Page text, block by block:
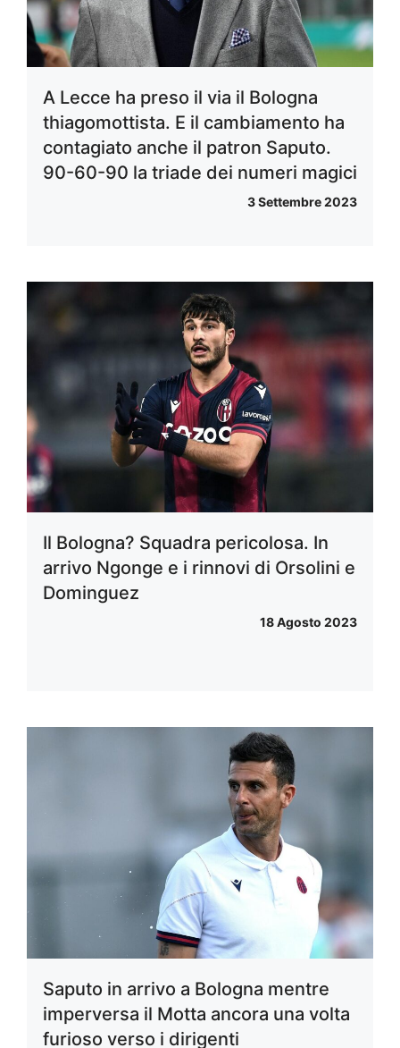
A Lecce ha preso il via il Bologna
thiagomottista. E il cambiamento ha
contagiato anche il patron Saputo.
90-60-90 la triade dei numeri magici
3 Settembre 2023
Il Bologna? Squadra pericolosa. In
arrivo Ngonge e i rinnovi di Orsolini e
Dominguez
18 Agosto 2023
Saputo in arrivo a Bologna mentre
imperversa il Motta ancora una volta
furioso verso i dirigenti